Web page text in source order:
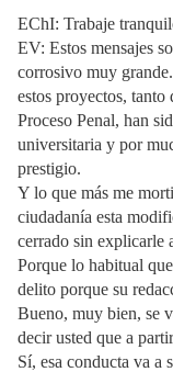
EChI: Trabaje
EV: Estos mensajes
corrosivo muy
estos proyectos,
Proceso Penal, han
universitaria y por
prestigio.
Y lo que más me
ciudadanía esta
cerrado sin explicarle
Porque lo habitual
delito porque su
Bueno, muy bien, se
decir usted que a
Sí, esa conducta va a